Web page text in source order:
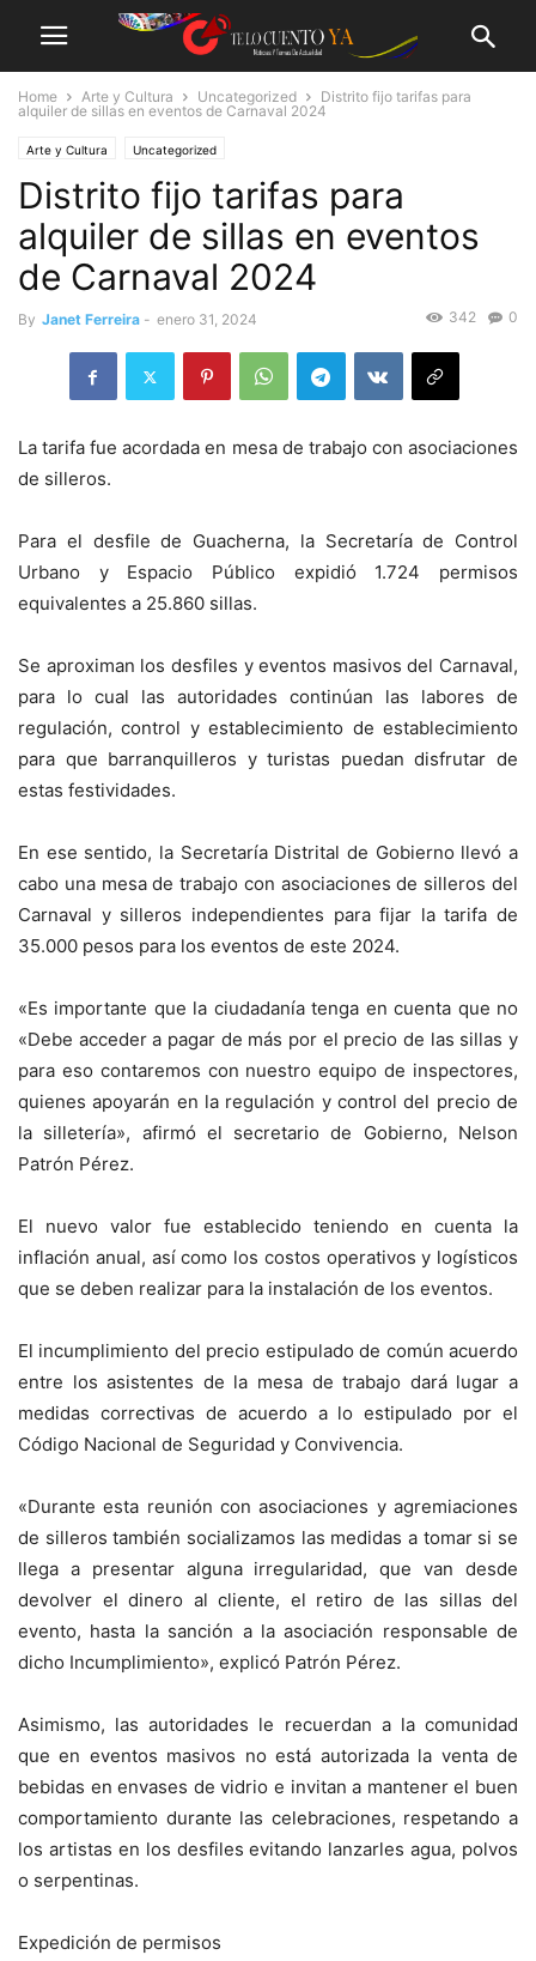
Home Arte y Cultura Uncategorized
Distrito fijo tarifas para
alquiler de sillas en eventos de Carnaval 2024
Arte y Cultura Uncategorized
Distrito fijo tarifas para
alquiler de sillas en eventos
de Carnaval 2024
By Janet Ferreira - enero 31, 2024 0
342
La tarifa fue acordada en mesa de trabajo con asociaciones
de silleros.
Para el desfile de Guacherna, la Secretaría de Control
Urbano y Espacio Público expidió 1.724 permisos
equivalentes a 25.860 sillas.
Se aproximan los desfiles y eventos masivos del Carnaval,
para lo cual las autoridades continúan las labores de
regulación, control y establecimiento de establecimiento
para que barranquilleros y turistas puedan disfrutar de
estas festividades.
En ese sentido, la Secretaría Distrital de Gobierno llevó a
cabo una mesa de trabajo con asociaciones de silleros del
Carnaval y silleros independientes para fijar la tarifa de
35.000 pesos para los eventos de este 2024.
«Es importante que la ciudadanía tenga en cuenta que no
«Debe acceder a pagar de más por el precio de las sillas y
para eso contaremos con nuestro equipo de inspectores,
quienes apoyarán en la regulación y control del precio de
la silletería», afirmó el secretario de Gobierno, Nelson
Patrón Pérez.
El nuevo valor fue establecido teniendo en cuenta la
inflación anual, así como los costos operativos y logísticos
que se deben realizar para la instalación de los eventos.
El incumplimiento del precio estipulado de común acuerdo
entre los asistentes de la mesa de trabajo dará lugar a
medidas correctivas de acuerdo a lo estipulado por el
Código Nacional de Seguridad y Convivencia.
«Durante esta reunión con asociaciones y agremiaciones
de silleros también socializamos las medidas a tomar si se
llega a presentar alguna irregularidad, que van desde
devolver el dinero al cliente, el retiro de las sillas del
evento, hasta la sanción a la asociación responsable de
dicho Incumplimiento», explicó Patrón Pérez.
Asimismo, las autoridades le recuerdan a la comunidad
que en eventos masivos no está autorizada la venta de
bebidas en envases de vidrio e invitan a mantener el buen
comportamiento durante las celebraciones, respetando a
los artistas en los desfiles evitando lanzarles agua, polvos
o serpentinas.
Expedición de permisos